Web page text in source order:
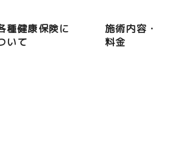
種健康保険に
いて
施術内容・
料金